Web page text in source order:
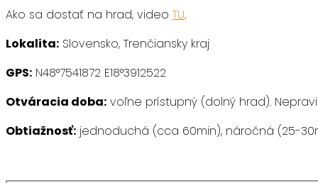
Ako sa dostať na hrad, video TU.
Lokalita: Slovensko, Trenčiansky kraj
GPS: N48°7541872 E18°3912522
Otváracia doba: voľne prístupný (dolný hrad).
Obtiažnosť: jednoduchá (cca 60min), náročná (25-